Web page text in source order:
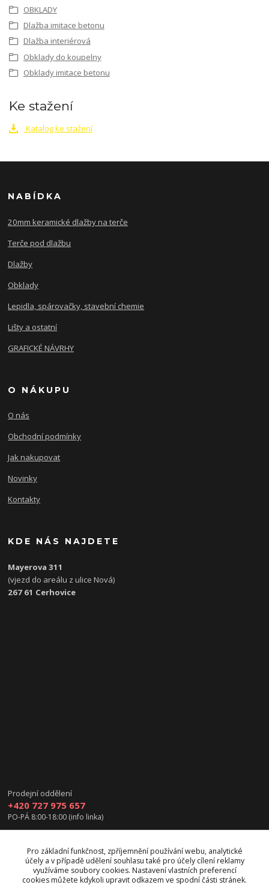
OBKLADY
Dlažba imitace betonu
Dlažba interiérová
Obklady do koupelny
Obklady imitace betonu
Ke stažení
Katalog ke stažení
NABÍDKA
20mm keramické dlažby na terče
Terče pod dlažbu
Dlažby
Obklady
Lepidla, spárovačky, stavební chemie
Lišty a ostatní
GRAFICKÉ NÁVRHY
O NÁKUPU
O nás
Obchodní podmínky
Jak nakupovat
Novinky
Kontakty
KDE NÁS NAJDETE
Mayerova 311
(vjezd do areálu z ulice Nová)
267 61 Cerhovice
Prodejní oddělení
+420 727 975 657
PO-PÁ 8:00-18:00 (info linka)
Pro základní funkčnost, zpříjemnění používání webu, analytické
účely a v případě udělení souhlasu také pro účely cílení reklamy
využíváme soubory cookies. Nastavení vlastních preferencí
cookies můžete kdykoli upravit odkazem ve spodní části stránek.